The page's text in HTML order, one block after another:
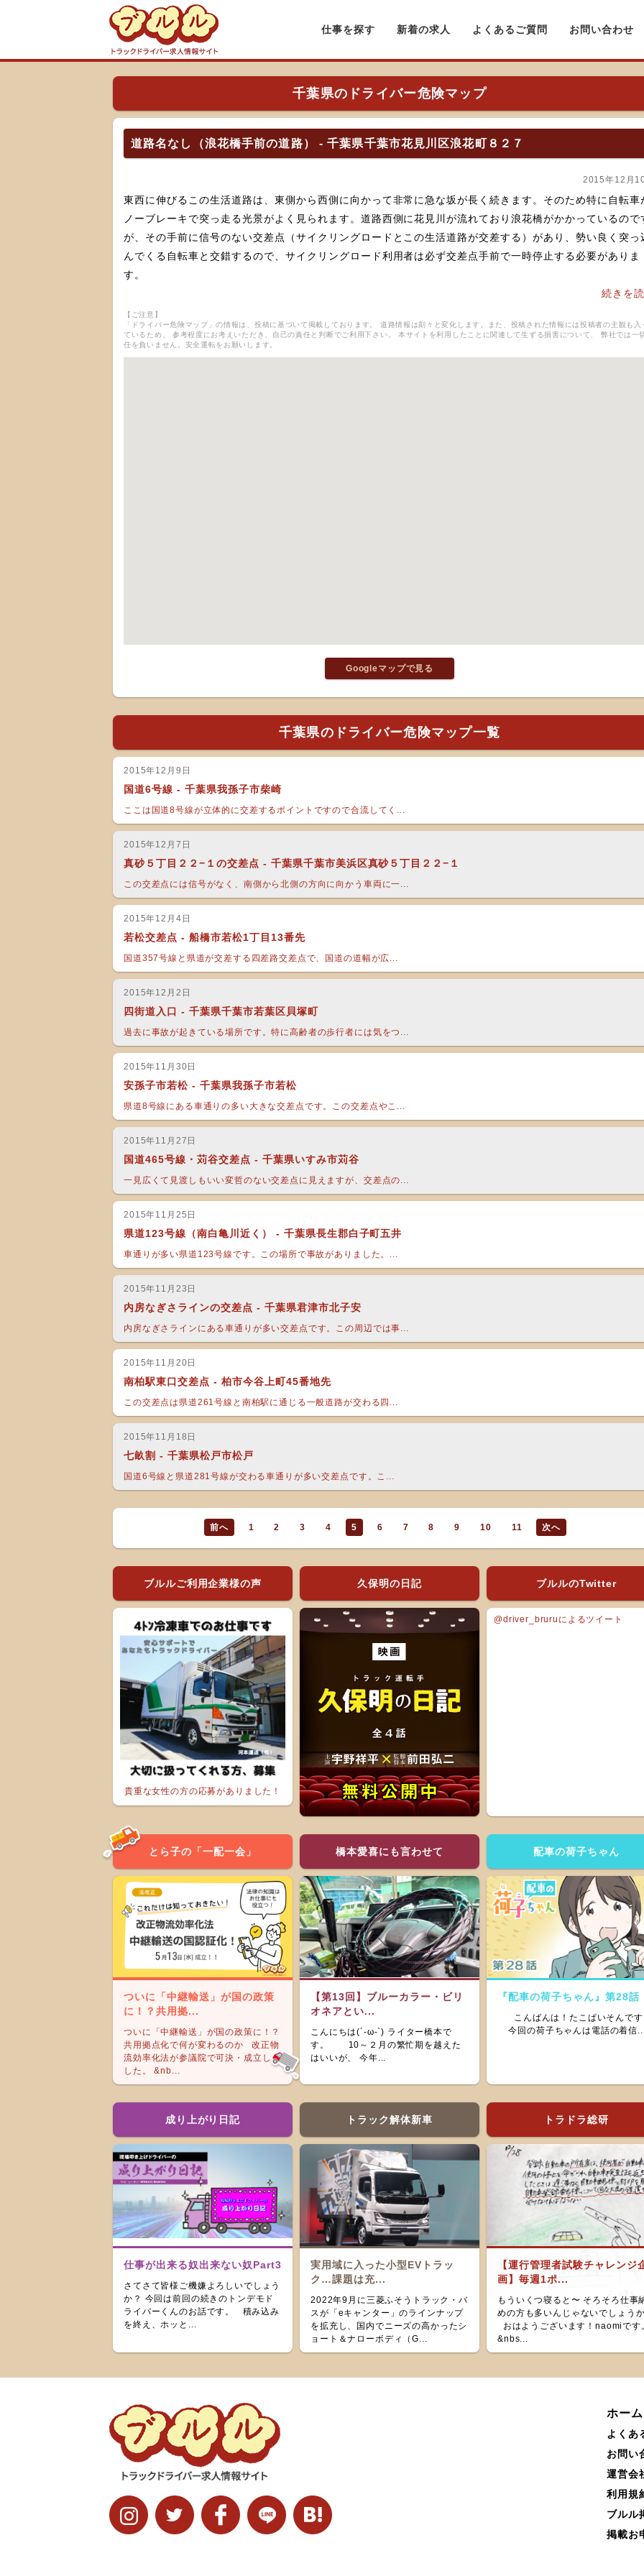
仕事を探す 新着の求人 よくあるご質問 お問い合わせ
千葉県のドライバー危険マップ
道路名なし（浪花橋手前の道路） - 千葉県千葉市花見川区浪花町８２７
2015年12月
東西に伸びるこの生活道路は、東側から西側に向かって非常に急な坂が長く続きます。そのため特に自転車
ノーブレーキで突っ走る光景がよく見られます。道路西側に花見川が流れており浪花橋がかかっているので
が、その手前に信号のない交差点（サイクリングロードとこの生活道路が交差する）があり、勢い良く突っ
んでくる自転車と交錯するので、サイクリングロード利用者は必ず交差点手前で一時停止する必要がありま
す。
続きを
【ご注意】
「ドライバー危険マップ」の情報は、投稿に基づいて掲載しております。 道路情報は刻々と変化します。また、投稿された情報には投稿者の主観も入
ているため、 参考程度にお考えいただき、自己の責任と判断でご利用下さい。 本サイトを利用したことに関連して生ずる損害について、 弊社では一
任を負いません。安全運転をお願いします。
Googleマップで見る
千葉県のドライバー危険マップ一覧
2015年12月9日
国道6号線 - 千葉県我孫子市柴崎
ここは国道8号線が立体的に交差するポイントですので合流してく...
2015年12月7日
真砂５丁目２２−１の交差点 - 千葉県千葉市美浜区真砂５丁目２２−１
この交差点には信号がなく、南側から北側の方向に向かう車両に一...
2015年12月4日
若松交差点 - 船橋市若松1丁目13番先
国道357号線と県道が交差する四差路交差点で、国道の道幅が広...
2015年12月2日
四街道入口 - 千葉県千葉市若葉区貝塚町
過去に事故が起きている場所です。特に高齢者の歩行者には気をつ...
2015年11月30日
安孫子市若松 - 千葉県我孫子市若松
県道8号線にある車通りの多い大きな交差点です。この交差点やこ...
2015年11月27日
国道465号線・苅谷交差点 - 千葉県いすみ市苅谷
一見広くて見渡しもいい変哲のない交差点に見えますが、交差点の...
2015年11月25日
県道123号線（南白亀川近く） - 千葉県長生郡白子町五井
車通りが多い県道123号線です。この場所で事故がありました。...
2015年11月23日
内房なぎさラインの交差点 - 千葉県君津市北子安
内房なぎさラインにある車通りが多い交差点です。この周辺では事...
2015年11月20日
南柏駅東口交差点 - 柏市今谷上町45番地先
この交差点は県道261号線と南柏駅に通じる一般道路が交わる四...
2015年11月18日
七畝割 - 千葉県松戸市松戸
国道6号線と県道281号線が交わる車通りが多い交差点です。こ...
前へ 1 2 3 4 5 6 7 8 9 10 11 次へ
ブルルご利用企業様の声
貴重な女性の方の応募がありました！
久保明の日記 ブルルのTwitter
@driver_bruruによるツイート
とら子の「一配一会」
ついに「中継輸送」が国の政策
に！？共用拠...
ついに「中継輸送」が国の政策に！？
共用拠点化で何が変わるのか 改正物
流効率化法が参議院で可決・成立しま
した。 &nb...
橋本愛喜にも言わせて
【第13回】ブルーカラー・ビリ
オネアとい...
こんにちは(´-ω-`) ライター橋本で
す。 10～２月の繁忙期を越えた
はいいが、 今年...
配車の荷子ちゃん
『配車の荷子ちゃん』第28話
こんばんは！たこぱいそんです
今回の荷子ちゃんは電話の着信
成り上がり日記
仕事が出来る奴出来ない奴Part3
さてさて皆様ご機嫌よろしいでしょう
か？ 今回は前回の続きのトンデモド
ライバーくんのお話です。 積み込み
を終え、ホッと...
トラック解体新車
実用域に入った小型EVトラッ
ク…課題は充...
2022年9月に三菱ふそうトラック・バ
スが「eキャンター」のラインナップ
を拡充し、国内でニーズの高かったシ
ョート＆ナローボディ（G...
トラドラ総研
【運行管理者試験チャレンジ
画】毎週1ポ...
もういくつ寝ると〜 そろそろ仕事
めの方も多いんじゃないでしょう
おはようございます！naomiです
&nbs...
ホーム
よくあ
お問い
運営会
利用規
ブルル
掲載お